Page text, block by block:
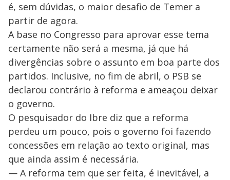
é, sem dúvidas, o maior desafio de Temer a
partir de agora.
A base no Congresso para aprovar esse tema
certamente não será a mesma, já que há
divergências sobre o assunto em boa parte dos
partidos. Inclusive, no fim de abril, o PSB se
declarou contrário à reforma e ameaçou deixar
o governo.
O pesquisador do Ibre diz que a reforma
perdeu um pouco, pois o governo foi fazendo
concessões em relação ao texto original, mas
que ainda assim é necessária.
— A reforma tem que ser feita, é inevitável, a